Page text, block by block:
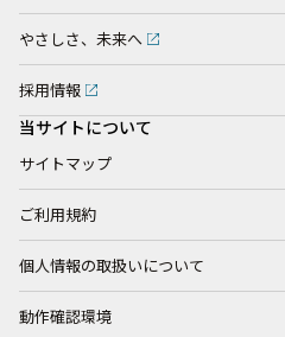
やさしさ、未来へ
採用情報
当サイトについて
サイトマップ
ご利用規約
個人情報の取扱いについて
動作確認環境